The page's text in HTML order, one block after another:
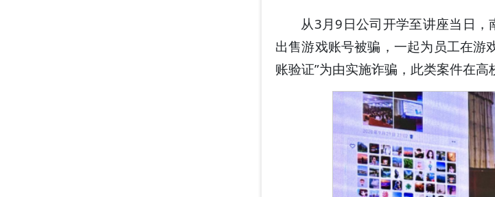
从3月9日公司开学至讲座当日
出售游戏账号被骗，一起为员工在游
账验证”为由实施诈骗，此类案件在高